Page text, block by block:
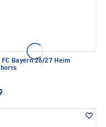
FC Bayern 26/27 Heim